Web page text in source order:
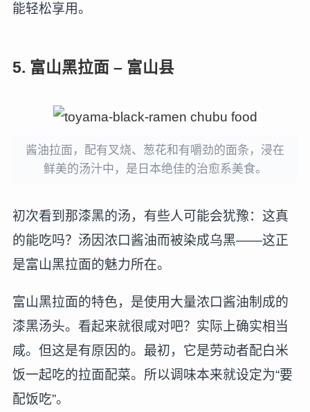
能轻松享用。
5. 富山黑拉面 – 富山县
酱油拉面，配有叉烧、葱花和有嚼劲的面条，浸在
鲜美的汤汁中，是日本绝佳的治愈系美食。
初次看到那漆黑的汤，有些人可能会犹豫：这真
的能吃吗？汤因浓口酱油而被染成乌黑——这正
是富山黑拉面的魅力所在。
富山黑拉面的特色，是使用大量浓口酱油制成的
漆黑汤头。看起来就很咸对吧？实际上确实相当
咸。但这是有原因的。最初，它是劳动者配白米
饭一起吃的拉面配菜。所以调味本来就设定为“要
配饭吃”。